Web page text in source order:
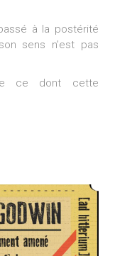
à la postérité
sens n’est pas
ce dont cette